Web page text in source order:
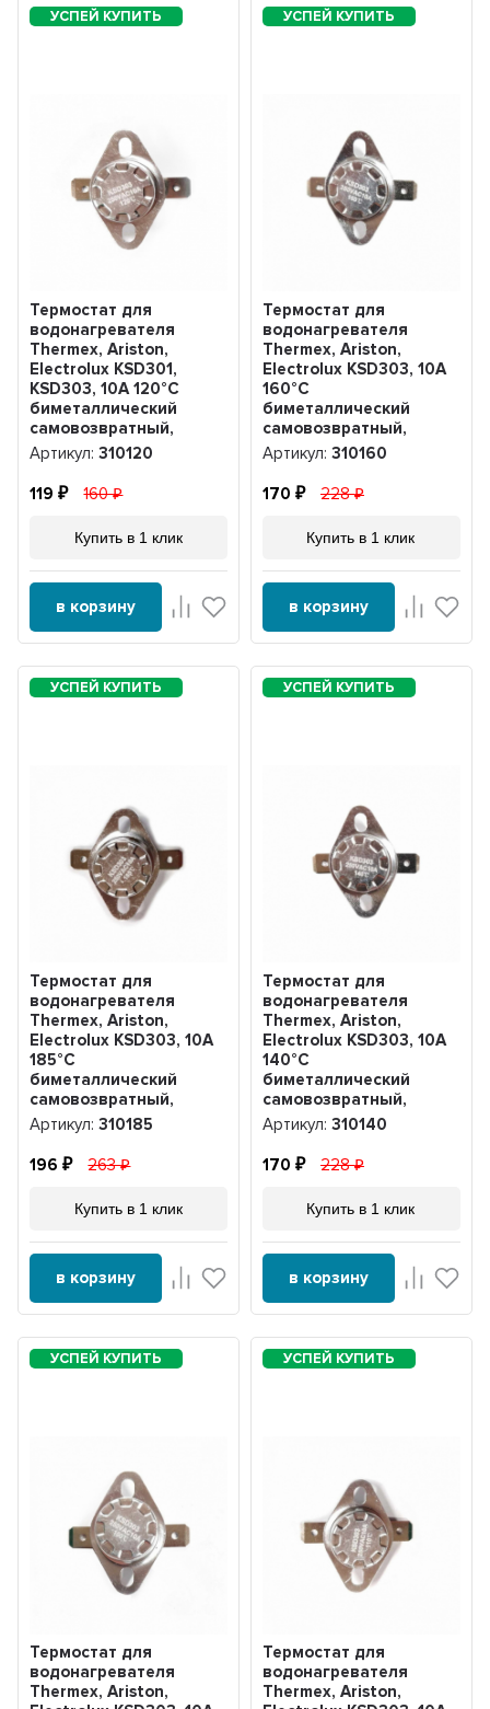
Термостат для
водонагревателя
Thermex, Ariston,
Electrolux KSD301,
KSD303, 10A 120°С
биметаллический
самовозвратный,
310120
Артикул:310120
119 160
Купить в 1 клик
в корзину
Термостат для
водонагревателя
Thermex, Ariston,
Electrolux KSD303, 10A
160°С
биметаллический
самовозвратный,
310160
Артикул: 310160
170 228
Купить в 1 клик
в корзину
Термостат для
водонагревателя
Thermex, Ariston,
Electrolux KSD303, 10A
185°С
биметаллический
самовозвратный,
310185
Артикул:310185
196 263
Купить в 1 клик
в корзину
Термостат для
водонагревателя
Thermex, Ariston,
Electrolux KSD303, 10A
140°С
биметаллический
самовозвратный,
310140
Артикул: 310140
170 228
Купить в 1 клик
в корзину
Термостат для
водонагревателя
Thermex, Ariston,
Термостат для
водонагревателя
Thermex, Ariston,